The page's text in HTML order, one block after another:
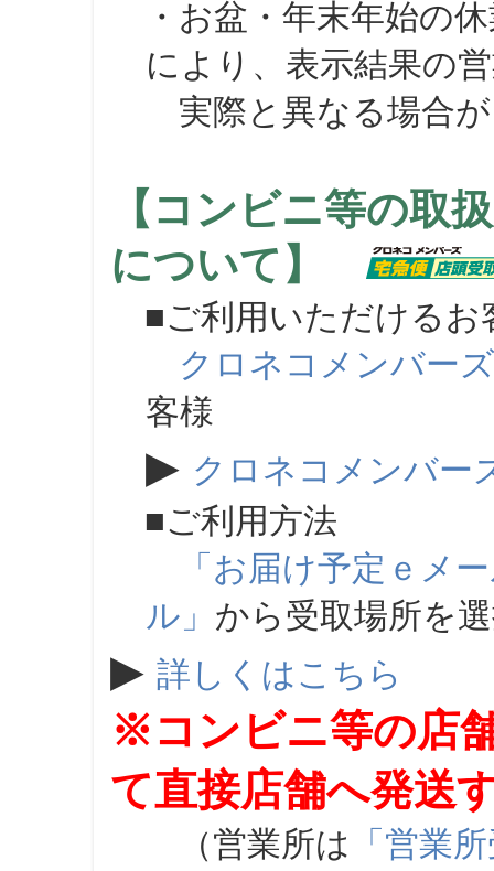
・お盆・年末年始の
により、表示結果の
実際と異なる場合が
【コンビニ等の取
について】
■ご利用いただけるお
クロネコメンバーズ
客様
▶ クロネコメンバー
■ご利用方法
「お届け予定ｅメ
ル」 から受取場所を
▶ 詳しくはこちら
※コンビニ等の店
て直接店舗へ発送
（営業所は 「営業